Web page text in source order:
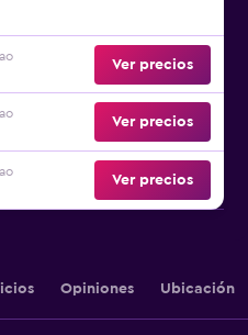
Ver precios
Ver precios
Ver precios
Opiniones Ubicación